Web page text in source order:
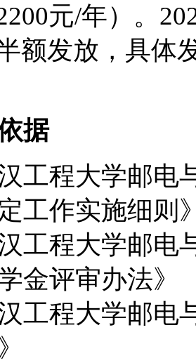
元/年）。
额发放，具体
据
汉工程大学邮
工作实施细则
汉工程大学邮
金评审办法》
汉工程大学邮